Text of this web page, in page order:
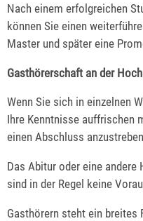
Nach einem erfolgreichen
können Sie einen
Master und später eine
Gasthörerschaft an der
Wenn Sie sich in einzelnen
Ihre Kenntnisse auffrischen
einen Abschluss
Das Abitur oder eine
sind in der Regel keine
Gasthörern steht ein breites